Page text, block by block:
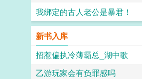
我绑定的古人老公是暴君！
新书入库
招惹偏执冷薄霸总_湖中歌
乙游玩家会有负罪感吗